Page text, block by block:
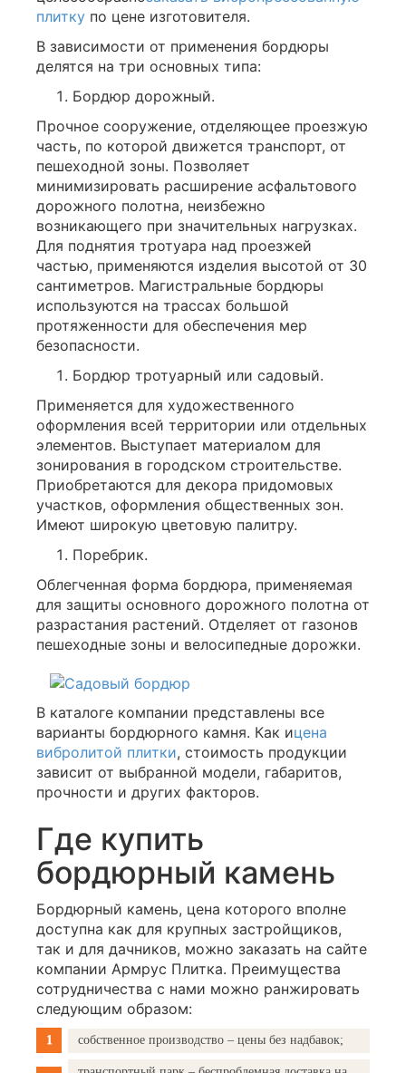
плитку по цене изготовителя.
В зависимости от применения бордюры
делятся на три основных типа:
Бордюр дорожный.
Прочное сооружение, отделяющее проезжую
часть, по которой движется транспорт, от
пешеходной зоны. Позволяет
минимизировать расширение асфальтового
дорожного полотна, неизбежно
возникающего при значительных нагрузках.
Для поднятия тротуара над проезжей
частью, применяются изделия высотой от 30
сантиметров. Магистральные бордюры
используются на трассах большой
протяженности для обеспечения мер
безопасности.
Бордюр тротуарный или садовый.
Применяется для художественного
оформления всей территории или отдельных
элементов. Выступает материалом для
зонирования в городском строительстве.
Приобретаются для декора придомовых
участков, оформления общественных зон.
Имеют широкую цветовую палитру.
Поребрик.
Облегченная форма бордюра, применяемая
для защиты основного дорожного полотна от
разрастания растений. Отделяет от газонов
пешеходные зоны и велосипедные дорожки.
В каталоге компании представлены все
варианты бордюрного камня. Как ицена
вибролитой плитки, стоимость продукции
зависит от выбранной модели, габаритов,
прочности и других факторов.
Где купить
бордюрный камень
Бордюрный камень, цена которого вполне
доступна как для крупных застройщиков,
так и для дачников, можно заказать на сайте
компании Армрус Плитка. Преимущества
сотрудничества с нами можно ранжировать
следующим образом:
собственное производство – цены без надбавок;